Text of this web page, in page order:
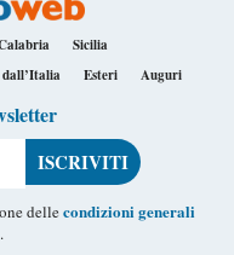
Sicilia
Esteri Auguri
dellecondizioni generali
.